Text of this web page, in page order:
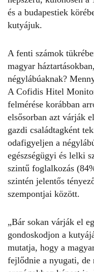
és a budapestiek
kutyájuk.
A fenti számok
magyar
négylábúaknak?
A Cofidis Hitel
felmérése korábban
elsősorban azt várják
gazdi családtagként
odafigyeljen a
egészségügyi és lelki
szintű foglalkozás
szintén jelentős
szempontjai között.
„Bár sokan várják el
gondoskodjon a
mutatja, hogy a
fejlődnie a nyugati, de